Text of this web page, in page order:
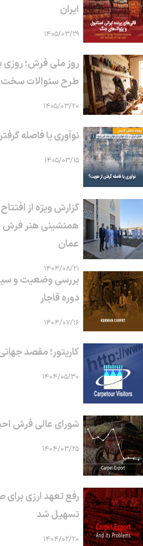
ایران
۱۴۰۵/۰۳/۲۹
روز ملی فرش؛ روزی
طرح سئوالات سخت
۱۴۰۵/۰۳/۲۰
نوآوری یا فاصله
۱۴۰۵/۰۳/۱۵
گزارش ویژه از
همنشینی هنر فرش
عمان
۱۴۰۴/۰۸/۲۱
بررسی وضعیت و
دوره قاجار
۱۴۰۴/۰۷/۱۶
کارپتور؛ مقصد
۱۴۰۴/۰۵/۳۰
شورای عالی فرش
۱۴۰۴/۰۳/۲۵
رفع تعهد ارزی
تسهیل شد
۱۴۰۴/۰۲/۲۰